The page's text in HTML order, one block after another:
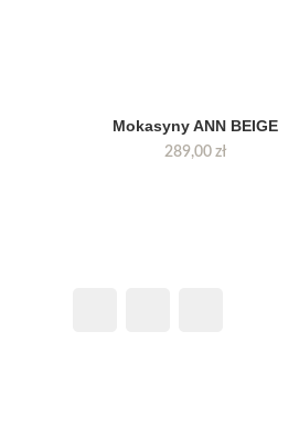
Mokasyny ANN BEIGE
289,00 zł